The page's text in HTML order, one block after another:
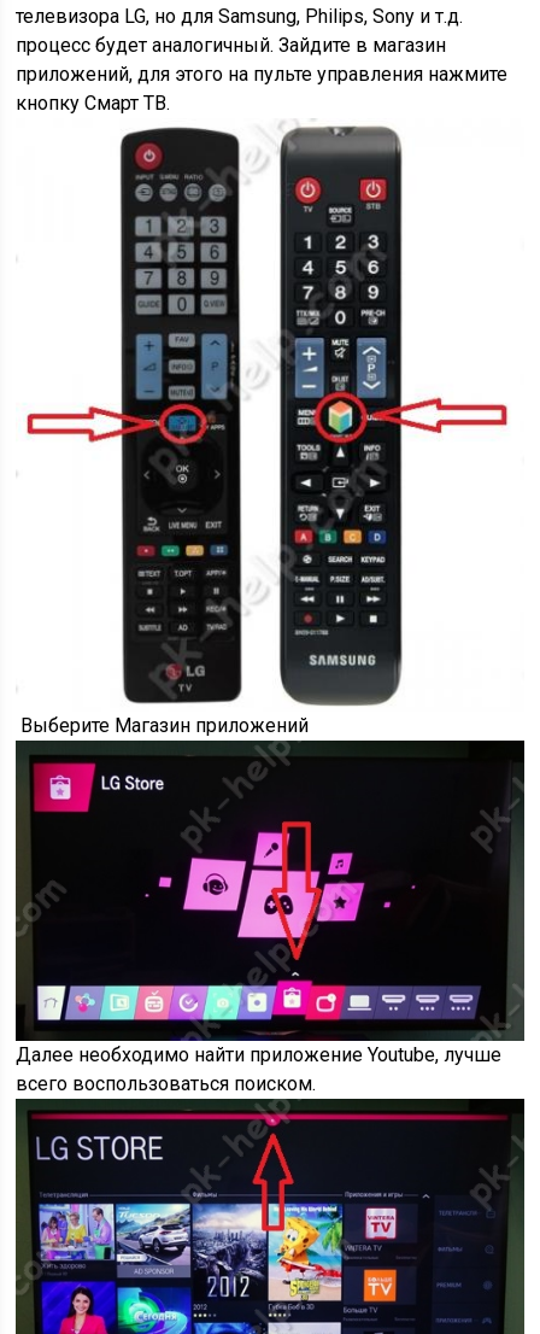
телевизора LG, но для Samsung, Philips, Sony и т.д.
процесс будет аналогичный. Зайдите в магазин
приложений, для этого на пульте управления нажмите
кнопку Смарт ТВ.
Выберите Магазин приложений
Далее необходимо найти приложение Youtube, лучше
всего воспользоваться поиском.